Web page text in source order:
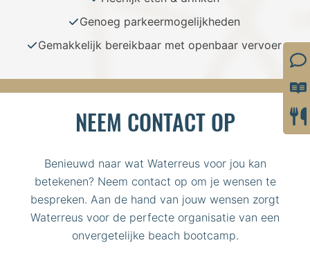
Genoeg parkeermogelijkheden
Gemakkelijk bereikbaar met openbaar vervoer
NEEM CONTACT OP
Benieuwd naar wat Waterreus voor jou kan
betekenen? Neem contact op om je wensen te
bespreken. Aan de hand van jouw wensen zorgt
Waterreus voor de perfecte organisatie van een
onvergetelijke beach bootcamp.